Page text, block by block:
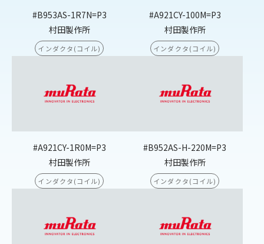
#B953AS-1R7N=P3
村田製作所
インダクタ(コイル)
#A921CY-100M=P3
村田製作所
インダクタ(コイル)
#A921CY-1R0M=P3
村田製作所
インダクタ(コイル)
#B952AS-H-220M=P3
村田製作所
インダクタ(コイル)